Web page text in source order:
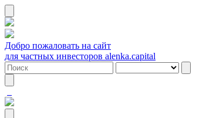
Добро пожаловать на сайт
для частных инвесторов alenka.capital